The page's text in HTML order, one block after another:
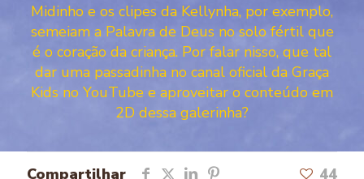
Midinho e os clipes da Kellynha, por exemplo,
semeiam a Palavra de Deus no solo fértil que
é o coração da criança. Por falar nisso, que tal
dar uma passadinha no canal oficial da Graça
Kids no YouTube e aproveitar o conteúdo em
2D dessa galerinha?
Compartilhar 44